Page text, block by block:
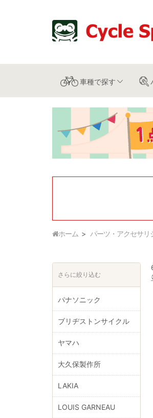
車種で探す
ホーム パーツ・アクセサリ
さらに絞り込む
パナソニック
ブリヂストンサイクル
ヤマハ
大久保製作所
LAKIA
LOUIS GARNEAU